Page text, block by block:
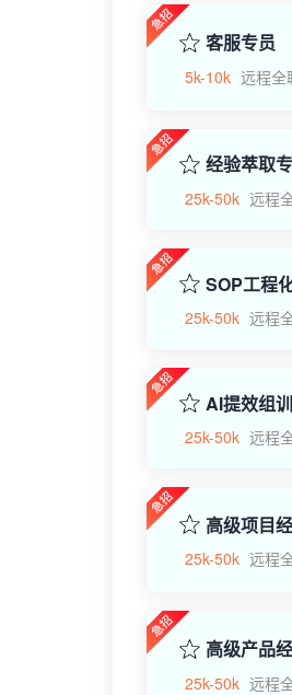
客服专员
5k-10k 远程全
经验萃取
25k-50k 远程
SOP工程
25k-50k 远程
AI提效组
25k-50k 远程
高级项目
25k-50k 远程
高级产品
25k-50k 远程